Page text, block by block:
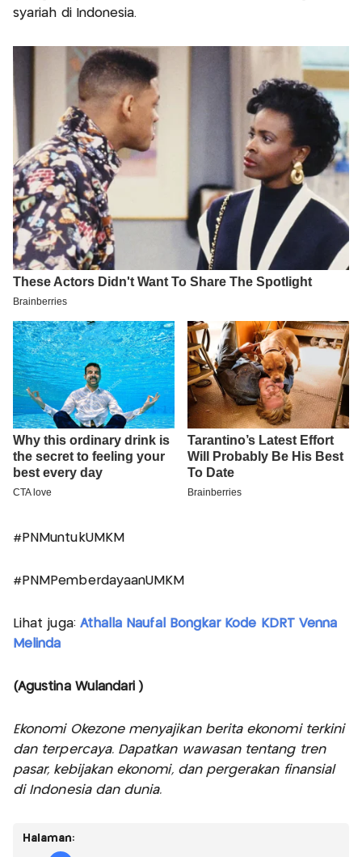
syariah di Indonesia.
#PNMuntukUMKM
#PNMPemberdayaanUMKM
Lihat juga: Athalla Naufal Bongkar Kode KDRT Venna
Melinda
(Agustina Wulandari )
Ekonomi Okezone menyajikan berita ekonomi terkini
dan terpercaya. Dapatkan wawasan tentang tren
pasar, kebijakan ekonomi, dan pergerakan finansial
di Indonesia dan dunia.
Halaman: